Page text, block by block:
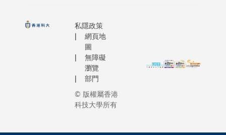
私隱政策
網頁地
圖
無障礙
瀏覽
部門
© 版權屬香港
科技大學所有